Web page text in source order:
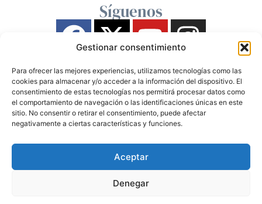
Gestionar consentimiento
Para ofrecer las mejores experiencias, utilizamos tecnologías como las
cookies para almacenar y/o acceder a la información del dispositivo. El
consentimiento de estas tecnologías nos permitirá procesar datos como
el comportamiento de navegación o las identificaciones únicas en este
sitio. No consentir o retirar el consentimiento, puede afectar
negativamente a ciertas características y funciones.
Aceptar
Denegar
Síguenos